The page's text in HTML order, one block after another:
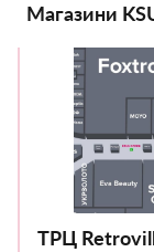
Магазини
ТРЦ